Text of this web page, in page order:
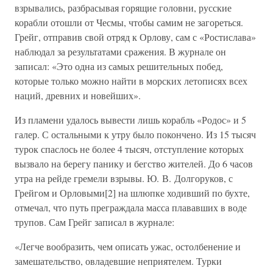
взрывались, разбрасывая горящие головни, русские
корабли отошли от Чесмы, чтобы самим не загореться.
Грейг, отправив свой отряд к Орлову, сам с «Ростислава»
наблюдал за результатами сражения. В журнале он
записал: «Это одна из самых решительных побед,
которые только можно найти в морских летописях всех
наций, древних и новейших».
Из пламени удалось вывести лишь корабль «Родос» и 5
галер. С остальными к утру было покончено. Из 15 тысяч
турок спаслось не более 4 тысяч, отступление которых
вызвало на берегу панику и бегство жителей. До 6 часов
утра на рейде гремели взрывы. Ю. В. Долгоруков, с
Грейгом и Орловыми[2] на шлюпке ходивший по бухте,
отмечал, что путь преграждала масса плававших в воде
трупов. Сам Грейг записал в журнале:
«Легче вообразить, чем описать ужас, остолбенение и
замешательство, овладевшие неприятелем. Турки